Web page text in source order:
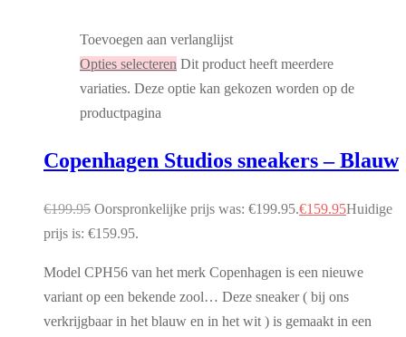
Toevoegen aan verlanglijst
Opties selecteren Dit product heeft meerdere
variaties. Deze optie kan gekozen worden op de
productpagina
Copenhagen Studios sneakers – Blauw
€199.95 Oorspronkelijke prijs was: €199.95.€159.95Huidige
prijs is: €159.95.
Model CPH56 van het merk Copenhagen is een nieuwe
variant op een bekende zool… Deze sneaker ( bij ons
verkrijgbaar in het blauw en in het wit ) is gemaakt in een